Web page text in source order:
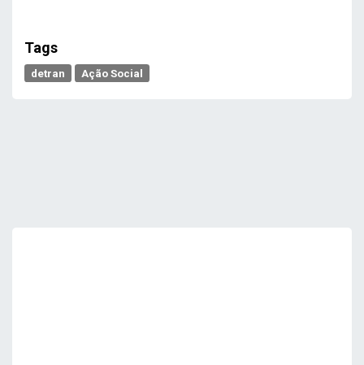
Tags
detran Ação Social